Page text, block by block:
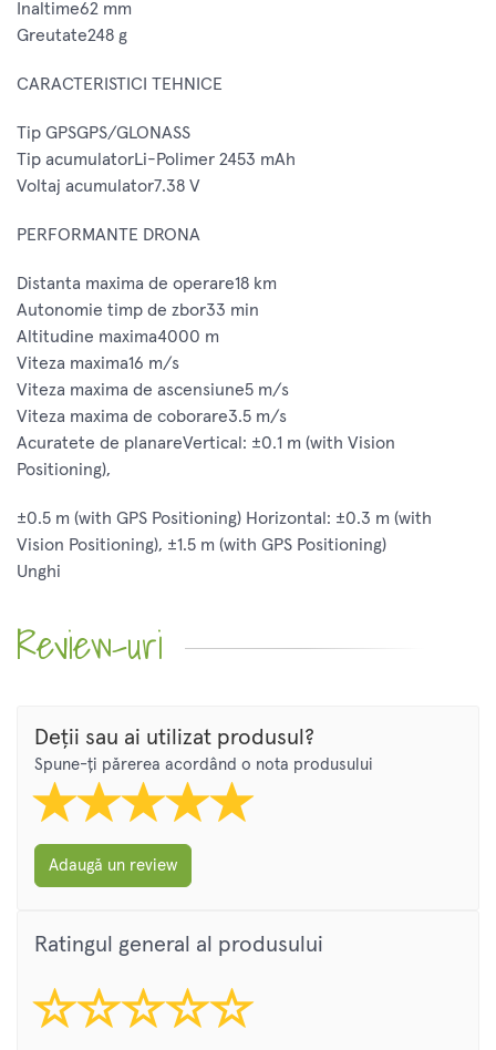
Inaltime62 mm
Greutate248 g
CARACTERISTICI TEHNICE
Tip GPSGPS/GLONASS
Tip acumulatorLi-Polimer 2453 mAh
Voltaj acumulator7.38 V
PERFORMANTE DRONA
Distanta maxima de operare18 km
Autonomie timp de zbor33 min
Altitudine maxima4000 m
Viteza maxima16 m/s
Viteza maxima de ascensiune5 m/s
Viteza maxima de coborare3.5 m/s
Acuratete de planareVertical: ±0.1 m (with Vision
Positioning),
±0.5 m (with GPS Positioning) Horizontal: ±0.3 m (with
Vision Positioning), ±1.5 m (with GPS Positioning)
Unghi
Review-uri
Deții sau ai utilizat produsul?
Spune-ți părerea acordând o nota produsului
Adaugă un review
Ratingul general al produsului